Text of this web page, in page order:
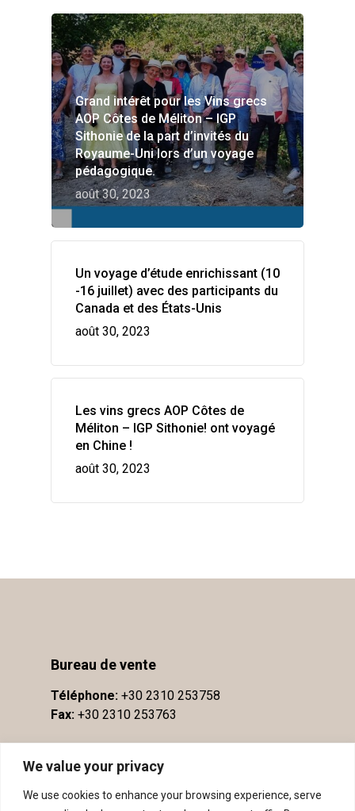
We value your privacy
We use cookies to enhance your browsing experience, serve
Grand intérêt pour les Vins grecs
AOP Côtes de Méliton – IGP
Sithonie de la part d’invités du
Royaume-Uni lors d’un voyage
pédagogique.
août 30, 2023
Un voyage d’étude enrichissant (10
-16 juillet) avec des participants du
Canada et des États-Unis
août 30, 2023
Les vins grecs AOP Côtes de
Méliton – IGP Sithonie! ont voyagé
en Chine !
août 30, 2023
Bureau de vente
Téléphone: +30 2310 253758
Fax: +30 2310 253763